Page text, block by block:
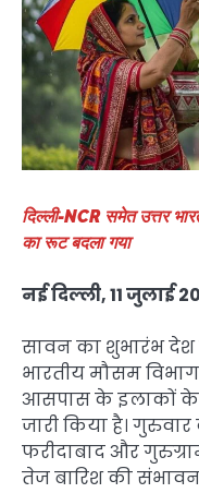
दिल्ली-NCR समेत उत्तर
का रूट बदला गया
नई दिल्ली, 11 जुलाई
सावन का शुभारंभ
भारतीय मौसम
आसपास के इलाकों के
जारी किया है।
फरीदाबाद और
तेज बारिश की